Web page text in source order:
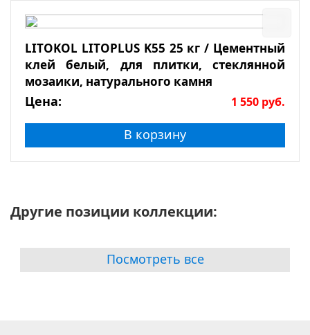
LITOKOL LITOPLUS K55 25 кг / Цементный
клей белый, для плитки, стеклянной
мозаики, натурального камня
Цена: 1 550 руб.
В корзину
Другие позиции коллекции:
Посмотреть все